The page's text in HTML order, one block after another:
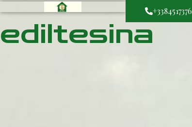
+3384517376
ediltesina